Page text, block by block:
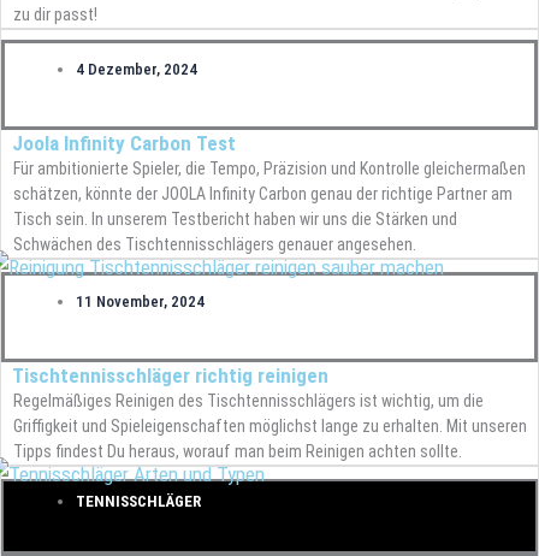
zu dir passt!
4 Dezember, 2024
Joola Infinity Carbon Test
Für ambitionierte Spieler, die Tempo, Präzision und Kontrolle gleichermaßen
schätzen, könnte der JOOLA Infinity Carbon genau der richtige Partner am
Tisch sein. In unserem Testbericht haben wir uns die Stärken und
Schwächen des Tischtennisschlägers genauer angesehen.
11 November, 2024
Tischtennisschläger richtig reinigen
Regelmäßiges Reinigen des Tischtennisschlägers ist wichtig, um die
Griffigkeit und Spieleigenschaften möglichst lange zu erhalten. Mit unseren
Tipps findest Du heraus, worauf man beim Reinigen achten sollte.
TENNISSCHLÄGER